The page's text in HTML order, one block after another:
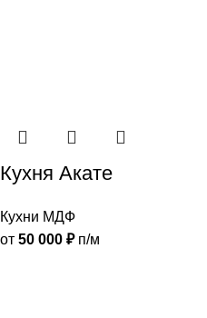
Кухня Акате
Кухни МДФ
от 50 000 ₽п/м